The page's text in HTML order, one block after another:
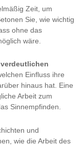
Zeit, um
Sie, wie wichtig
ohne das
wäre.
Einfluss ihre
hinaus hat. Eine
Arbeit zum
Sinnempfinden.
und
wie die Arbeit des